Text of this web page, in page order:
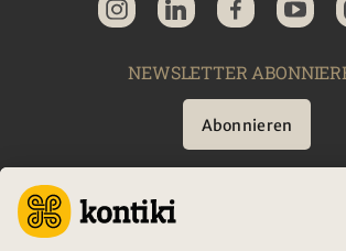
NEWSLETTER
Abonnieren
BERATUNG